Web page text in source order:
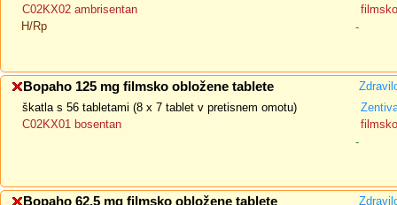
C02KX02 ambrisentan
H/Rp
-
Bopaho 125 mg filmsko obložene tablete
škatla s 56 tabletami (8 x 7 tablet v pretisnem omotu)
C02KX01 bosentan
-
Bopaho 62,5 mg filmsko obložene tablete